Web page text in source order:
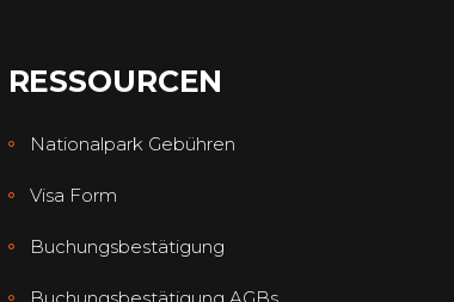
RESSOURCEN
Nationalpark Gebühren
Visa Form
Buchungsbestätigung